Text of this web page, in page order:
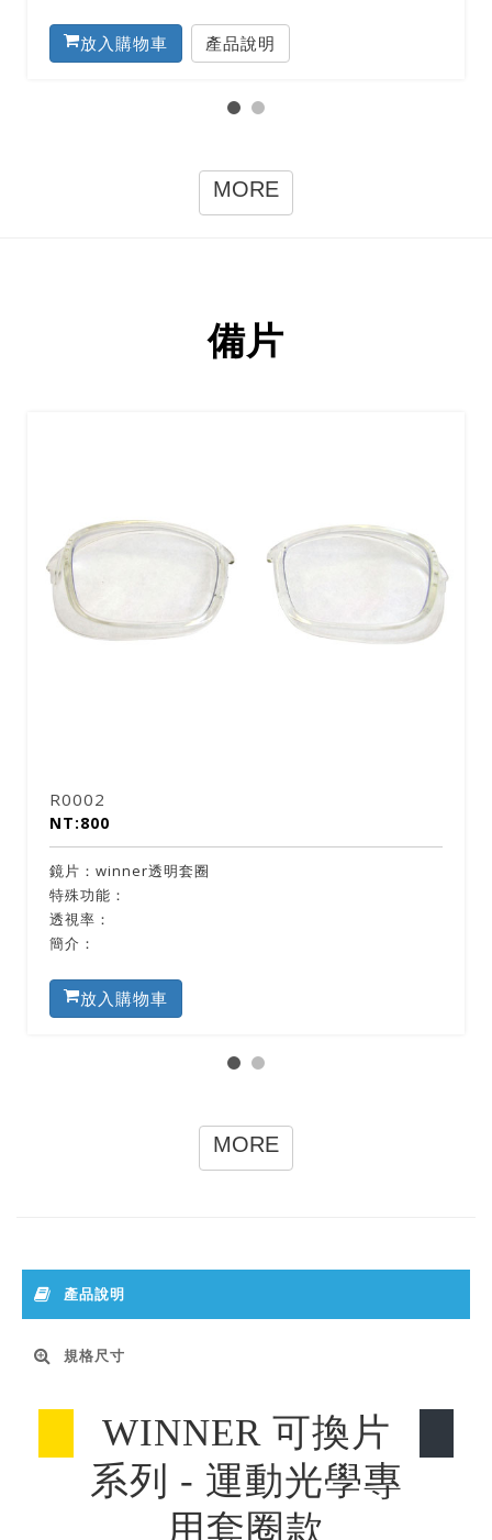
放入購物車 產品說明
MORE
備片
R0002
NT:800
鏡片：winner透明套圈
特殊功能：
透視率：
簡介：
放入購物車
MORE
產品說明
規格尺寸
WINNER 可換片
系列 - 運動光學專
用套圈款